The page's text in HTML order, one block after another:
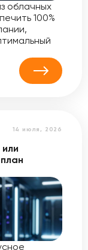
облачных
100%
14 июля, 2026